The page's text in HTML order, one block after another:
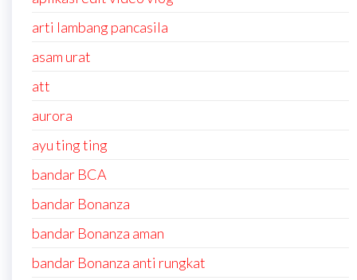
arti lambang pancasila
asam urat
att
aurora
ayu ting ting
bandar BCA
bandar Bonanza
bandar Bonanza aman
bandar Bonanza anti rungkat